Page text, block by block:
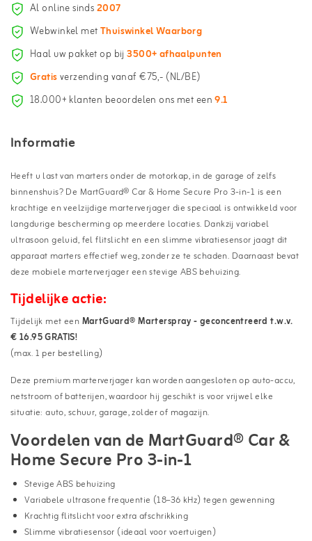
Al online sinds2007
Webwinkel metThuiswinkel Waarborg
Haal uw pakket op bij3500+ afhaalpunten
Gratisverzending vanaf €75,- (NL/BE)
18.000+ klanten beoordelen ons met een9.1
Informatie
Heeft u last van marters onder de motorkap, in de garage of zelfs
binnenshuis? De MartGuard® Car & Home Secure Pro 3-in-1 is een
krachtige en veelzijdige marterverjager die speciaal is ontwikkeld voor
langdurige bescherming op meerdere locaties. Dankzij variabel
ultrasoon geluid, fel flitslicht en een slimme vibratiesensor jaagt dit
apparaat marters effectief weg, zonder ze te schaden. Daarnaast bevat
deze mobiele marterverjager een stevige ABS behuizing.
Tijdelijke actie:
Tijdelijk met eenMartGuard®Marterspray - geconcentreerd t.w.v.
€ 16.95 GRATIS!
(max. 1 per bestelling)
Deze premium marterverjager kan worden aangesloten op auto-accu,
netstroom of batterijen, waardoor hij geschikt is voor vrijwel elke
situatie: auto, schuur, garage, zolder of magazijn.
Voordelen van de MartGuard® Car &
Home Secure Pro 3-in-1
Stevige ABS behuizing
Variabele ultrasone frequentie (18–36 kHz) tegen gewenning
Krachtig flitslicht voor extra afschrikking
Slimme vibratiesensor (ideaal voor voertuigen)